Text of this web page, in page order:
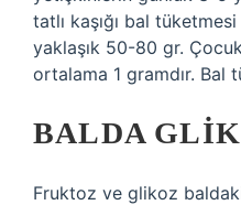
tatlı kaşığı bal
yaklaşık 50-80 gr.
ortalama 1 gramdır. Bal
BALDA
Fruktoz ve glikoz